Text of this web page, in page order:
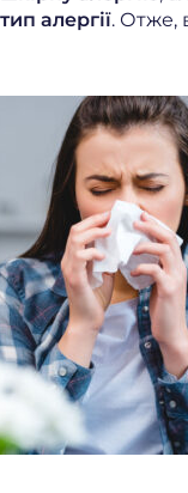
тип алергії. Отже,